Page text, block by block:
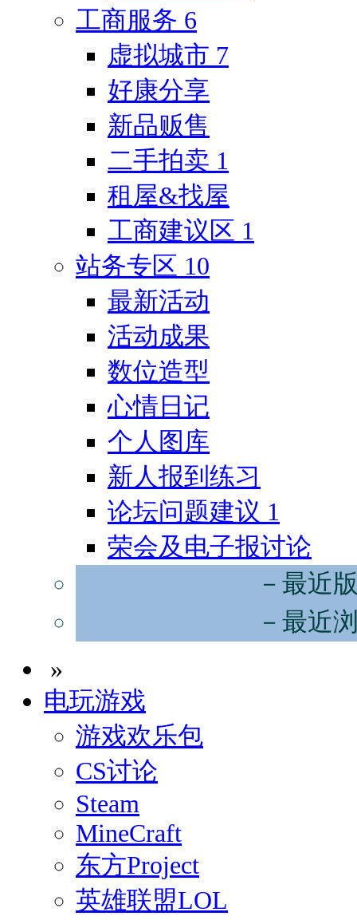
工商服务 6
虚拟城市 7
好康分享
新品贩售
二手拍卖 1
租屋&找屋
工商建议区 1
站务专区 10
最新活动
活动成果
数位造型
心情日记
个人图库
新人报到练习
论坛问题建议 1
荣会及电子报讨论
－最近
－最近
»
电玩游戏
游戏欢乐包
CS讨论
Steam
MineCraft
东方Project
英雄联盟LOL